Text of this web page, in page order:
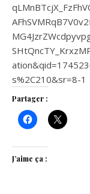
s%2C210&sr=8-1
Partager :
J’aime ça :